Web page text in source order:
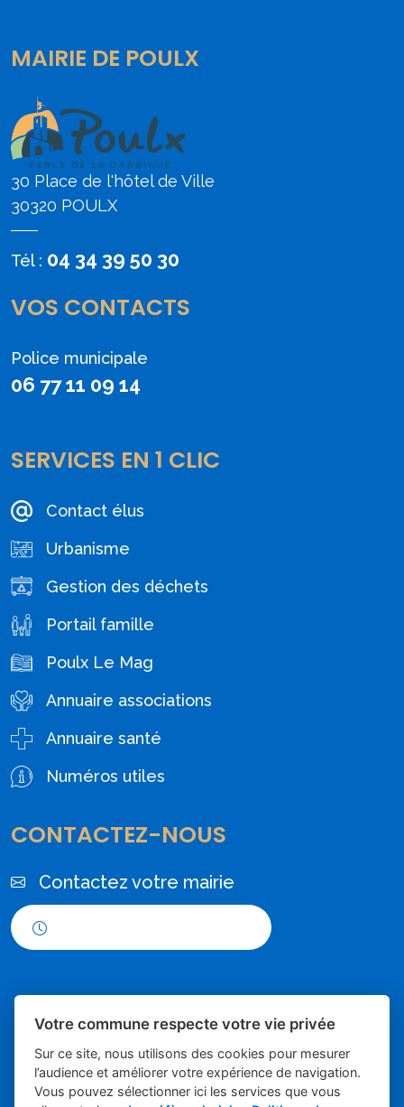
MAIRIE DE POULX
30 Place de l'hôtel de Ville
30320 POULX
Tél : 04 34 39 50 30
VOS CONTACTS
Police municipale
06 77 11 09 14
SERVICES EN 1 CLIC
Contact élus
Urbanisme
Gestion des déchets
Portail famille
Poulx Le Mag
Annuaire associations
Annuaire santé
Numéros utiles
CONTACTEZ-NOUS
Contactez votre mairie
Votre commune respecte votre vie privée
Sur ce site, nous utilisons des cookies pour mesurer
l’audience et améliorer votre expérience de navigation.
Vous pouvez sélectionner ici les services que vous